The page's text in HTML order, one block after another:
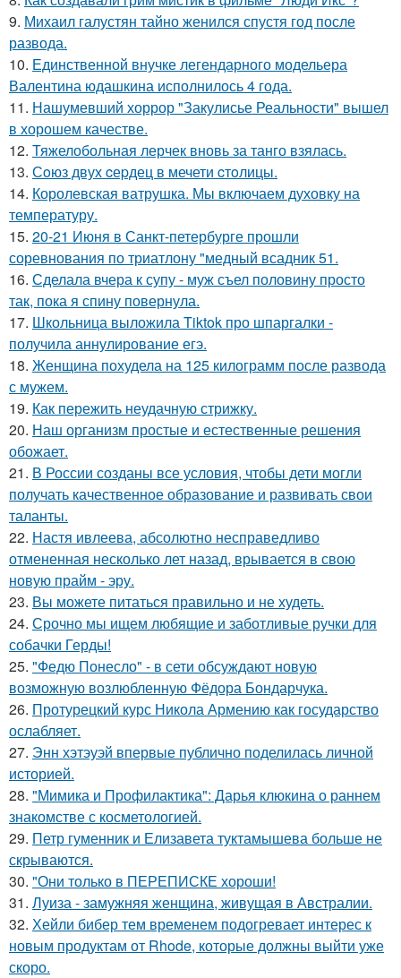
9. Михаил галустян тайно женился спустя год после
развода.
10. Единственной внучке легендарного модельера
Валентина юдашкина исполнилось 4 года.
11. Нашумевший хоррор "Закулисье Реальности" вышел
в хорошем качестве.
12. Тяжелобольная лерчек вновь за танго взялась.
13. Сoюз двух cеpдец в мечети cтoлицы.
14. Королевская ватрушка. Мы включаем духовку на
температуру.
15. 20-21 Июня в Санкт-петербурге прошли
соревнования по триатлону "медный всадник 51.
16. Сделала вчера к супу - муж съел половину просто
так, пока я спину повернула.
17. Школьница выложила Tiktok про шпаргалки -
получила аннулирование егэ.
18. Женщина похудела на 125 килограмм после развода
с мужем.
19. Как пережить неудачную стрижку.
20. Наш организм простые и естественные решения
обожает.
21. В России созданы все условия, чтобы дети могли
получать качественное образование и развивать свои
таланты.
22. Настя ивлеева, абсолютно несправедливо
отмененная несколько лет назад, врывается в свою
новую прайм - эру.
23. Вы можете питаться правильно и не худеть.
24. Срочно мы ищем любящие и заботливые ручки для
собачки Герды!
25. "Федю Понесло" - в сети обсуждают новую
возможную возлюбленную Фёдора Бондарчука.
26. Протурецкий курс Никола Армению как государство
ослабляет.
27. Энн хэтэуэй впервые публично поделилась личной
историей.
28. "Мимика и Профилактика": Дарья клюкина о раннем
знакомстве с косметологией.
29. Петр гуменник и Елизавета туктамышева больше не
скрываются.
30. "Они только в ПЕРЕПИСКЕ хороши!
31. Луиза - замужняя женщина, живущая в Австралии.
32. Хейли бибер тем временем подогревает интерес к
новым продуктам от Rhode, которые должны выйти уже
скоро.